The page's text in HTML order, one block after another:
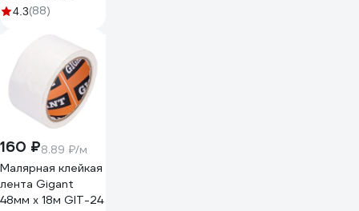
4.3(88)
160 ₽8.89 ₽/м
Малярная клейкая
лента Gigant
48мм x 18м GIT-24